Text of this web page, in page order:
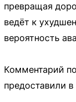
превращая
ведёт к
вероятность
Комментарий
предоставили